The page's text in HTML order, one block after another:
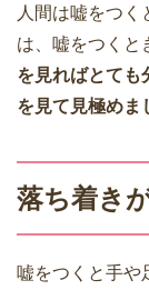
人間は嘘をつ
は、嘘をつくと
を見ればとても
を見て見極めま
落ち着き
嘘をつくと手や